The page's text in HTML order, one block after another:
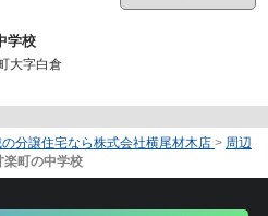
学校
大字白倉
分譲住宅なら株式会社横尾材木店 > 周辺
楽町の中学校